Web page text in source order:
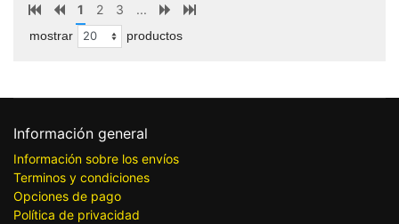
1 2 3 ...
mostrar productos
Información general
Información sobre los envíos
Terminos y condiciones
Opciones de pago
Política de privacidad